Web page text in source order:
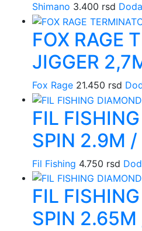
Shimano 3.400 rsd
FOX RAGE
JIGGER
Fox Rage 21.450 rsd
FIL
SPIN 2.9M
Fil Fishing 4.750 rsd
FIL
SPIN